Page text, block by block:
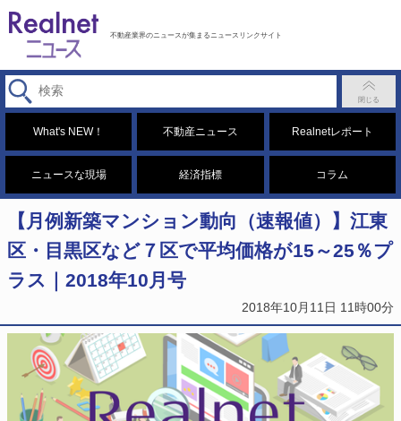
不動産業界のニュースが集まるニュースリンクサイト
What's NEW！ 不動産ニュース Realnetレポート
ニュースな現場 経済指標 コラム
【月例新築マンション動向（速報値）】江東
区・目黒区など７区で平均価格が15～25％プ
ラス｜2018年10月号
2018年10月11日 11時00分